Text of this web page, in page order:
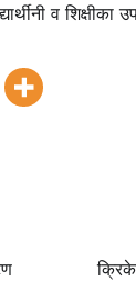
व शिक्षीका